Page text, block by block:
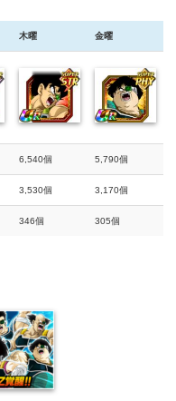
木曜 金曜
6,540個 5,790個
3,530個 3,170個
346個 305個